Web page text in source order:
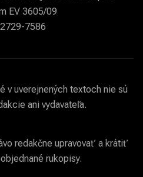
EV 3605/09
7586
v uverejnených textoch nie sú
ani vydavateľa.
redakčne upravovať a krátiť
rukopisy.